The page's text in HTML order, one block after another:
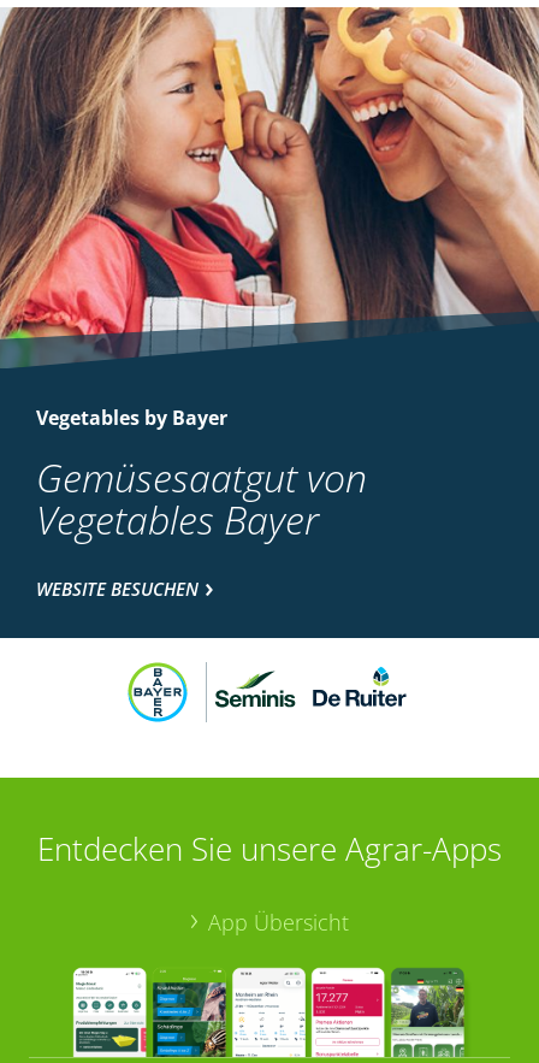
Vegetables by Bayer
Gemüsesaatgut von
Vegetables Bayer
WEBSITE BESUCHEN
Entdecken Sie unsere Agrar-Apps
App Übersicht